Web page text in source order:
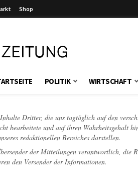
Shop
POLITIK WIRTSCHAFT
Dritter, die uns tagtäglich auf den
bearbeitete und auf ihren Wahrheitsgehalt
redaktionellen Bereiches darstellen.
der Mitteilungen verantwortlich, die
den Versender der Informationen.